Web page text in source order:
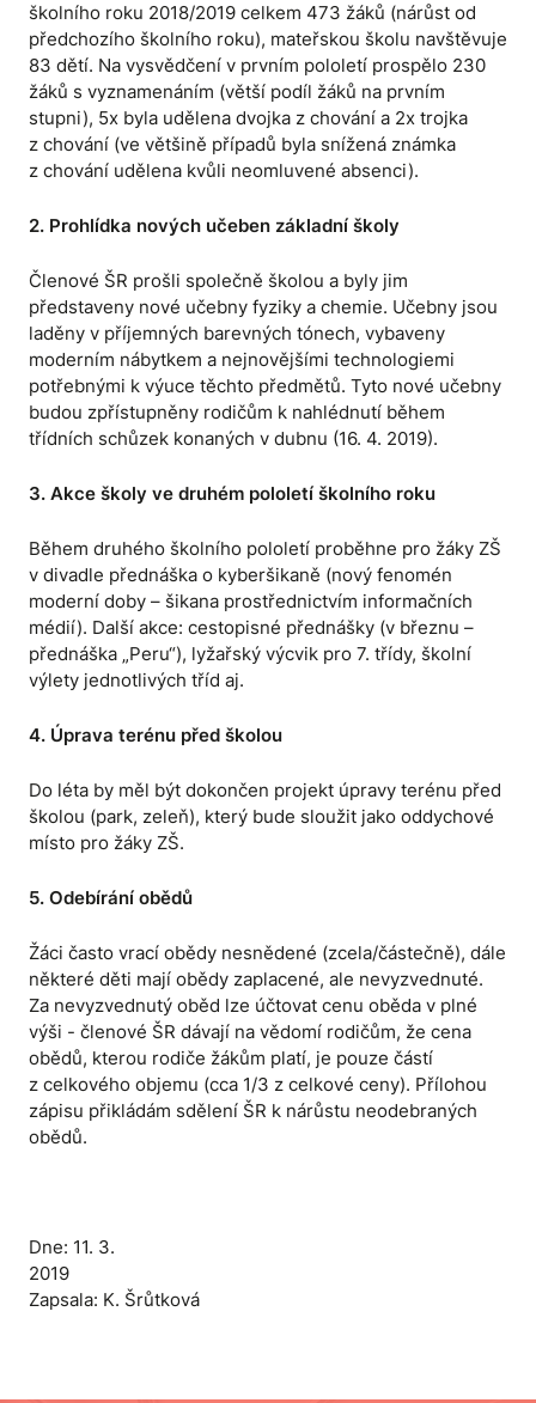
školního roku 2018/2019 celkem 473 žáků (nárůst od
předchozího školního roku), mateřskou školu navštěvuje
83 dětí. Na vysvědčení v prvním pololetí prospělo 230
žáků s vyznamenáním (větší podíl žáků na prvním
stupni), 5x byla udělena dvojka z chování a 2x trojka
z chování (ve většině případů byla snížená známka
z chování udělena kvůli neomluvené absenci).
2. Prohlídka nových učeben základní školy
Členové ŠR prošli společně školou a byly jim
představeny nové učebny fyziky a chemie. Učebny jsou
laděny v příjemných barevných tónech, vybaveny
moderním nábytkem a nejnovějšími technologiemi
potřebnými k výuce těchto předmětů. Tyto nové učebny
budou zpřístupněny rodičům k nahlédnutí během
třídních schůzek konaných v dubnu (16. 4. 2019).
3. Akce školy ve druhém pololetí školního roku
Během druhého školního pololetí proběhne pro žáky ZŠ
v divadle přednáška o kyberšikaně (nový fenomén
moderní doby – šikana prostřednictvím informačních
médií). Další akce: cestopisné přednášky (v březnu –
přednáška „Peru“), lyžařský výcvik pro 7. třídy, školní
výlety jednotlivých tříd aj.
4. Úprava terénu před školou
Do léta by měl být dokončen projekt úpravy terénu před
školou (park, zeleň), který bude sloužit jako oddychové
místo pro žáky ZŠ.
5. Odebírání obědů
Žáci často vrací obědy nesnědené (zcela/částečně), dále
některé děti mají obědy zaplacené, ale nevyzvednuté.
Za nevyzvednutý oběd lze účtovat cenu oběda v plné
výši - členové ŠR dávají na vědomí rodičům, že cena
obědů, kterou rodiče žákům platí, je pouze částí
z celkového objemu (cca 1/3 z celkové ceny). Přílohou
zápisu přikládám sdělení ŠR k nárůstu neodebraných
obědů.
Dne: 11. 3.
2019
Zapsala: K. Šrůtková